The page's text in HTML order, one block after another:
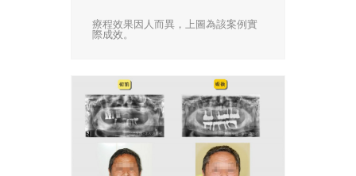
療程效果因人而異，上圖為該案例實
際成效。